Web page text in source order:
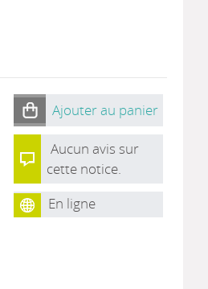
Ajouter au panier
Aucun avis sur
cette notice.
En ligne